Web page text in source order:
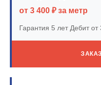
от 3 400 ₽ за метр
Гарантия 5 летДебит от